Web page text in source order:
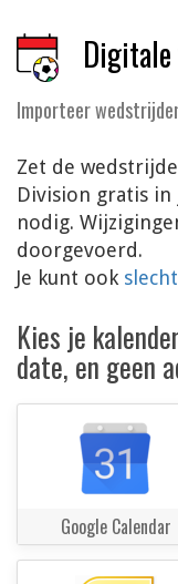
Digitale
Importeer
Zet de
Division gratis in
nodig.
doorgevoerd.
Je kunt ook
Kies je
date, en geen
Google Calendar